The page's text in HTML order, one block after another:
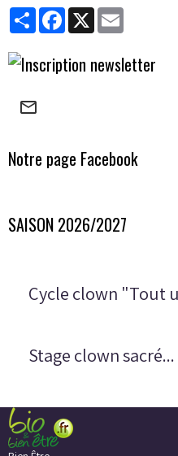
PartagerFacebook
X
Notre page Facebook
SAISON 2026/2027
Cycle clown "Tout
Stage clown